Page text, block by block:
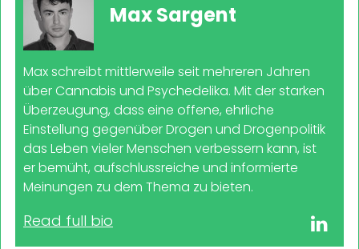
Max Sargent
Max schreibt mittlerweile seit mehreren Jahren
über Cannabis und Psychedelika. Mit der starken
Überzeugung, dass eine offene, ehrliche
Einstellung gegenüber Drogen und Drogenpolitik
das Leben vieler Menschen verbessern kann, ist
er bemüht, aufschlussreiche und informierte
Meinungen zu dem Thema zu bieten.
Read full bio